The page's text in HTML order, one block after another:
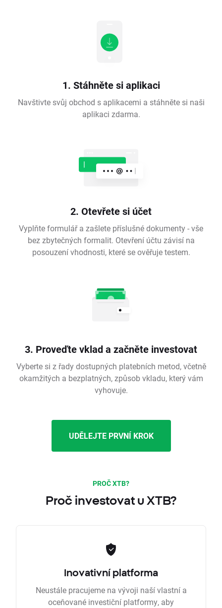
1. Stáhněte si aplikaci
Navštivte svůj obchod s aplikacemi a stáhněte si naši
aplikaci zdarma.
2. Otevřete si účet
Vyplňte formulář a zašlete příslušné dokumenty - vše
bez zbytečných formalit. Otevření účtu závisí na
posouzení vhodnosti, které se ověřuje testem.
3. Proveďte vklad a začněte investovat
Vyberte si z řady dostupných platebních metod, včetně
okamžitých a bezplatných, způsob vkladu, který vám
vyhovuje.
UDĚLEJTE PRVNÍ KROK
PROČ XTB?
Proč investovat u XTB?
Inovativní platforma
Neustále pracujeme na vývoji naší vlastní a
oceňované investiční platformy, aby